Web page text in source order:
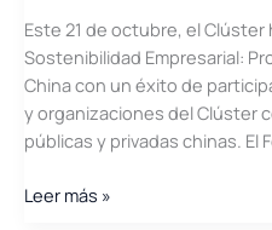
Este 21 de octubre, el Clúster
Sostenibilidad Empresarial:
China con un éxito de
y organizaciones del Clúster
públicas y privadas chinas. El
Foro
Leer más »